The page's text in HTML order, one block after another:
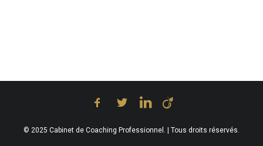
© 2025 Cabinet de Coaching Professionnel. | Tous droits réservés.